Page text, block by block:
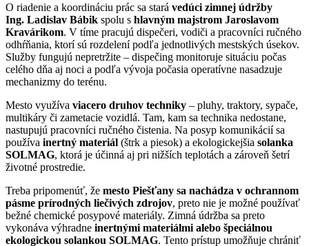
O riadenie a koordináciu prác sa stará vedúci zimnej údržby
Ing. Ladislav Bábik spolu s hlavným majstrom Jaroslavom
Kravárikom. V tíme pracujú dispečeri, vodiči a pracovníci ručného
odhŕňania, ktorí sú rozdelení podľa jednotlivých mestských úsekov.
Služby fungujú nepretržite – dispečing monitoruje situáciu počas
celého dňa aj noci a podľa vývoja počasia operatívne nasadzuje
mechanizmy do terénu.
Mesto využíva viacero druhov techniky – pluhy, traktory, sypače,
multikáry či zametacie vozidlá. Tam, kam sa technika nedostane,
nastupujú pracovníci ručného čistenia. Na posyp komunikácií sa
používa inertný materiál (štrk a piesok) a ekologickejšia solanka
SOLMAG, ktorá je účinná aj pri nižších teplotách a zároveň šetrí
životné prostredie.
Treba pripomenúť, že mesto Piešťany sa nachádza v ochrannom
pásme prírodných liečivých zdrojov, preto nie je možné používať
bežné chemické posypové materiály. Zimná údržba sa preto
vykonáva výhradne inertnými materiálmi alebo špeciálnou
ekologickou solankou SOLMAG. Tento prístup umožňuje chrániť